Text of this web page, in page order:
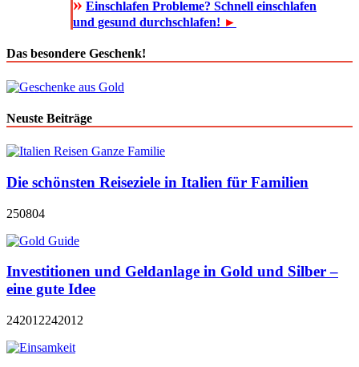
Einschlafen Probleme? Schnell einschlafen
und gesund durchschlafen! ►
Das besondere Geschenk!
Neuste Beiträge
Die schönsten Reiseziele in Italien für Familien
250804
Investitionen und Geldanlage in Gold und Silber –
eine gute Idee
242012242012